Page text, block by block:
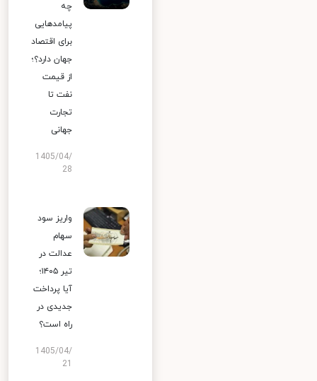
چه
پیامدهایی
برای اقتصاد
جهان دارد؟؛
از قیمت
نفت تا
تجارت
جهانی
1405/04/
28
واریز سود
سهام
عدالت در
تیر ۱۴۰۵؛
آیا پرداخت
جدیدی در
راه است؟
1405/04/